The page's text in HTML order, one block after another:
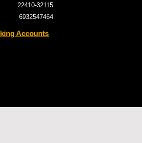
22410-32115
6932547464
Accounts